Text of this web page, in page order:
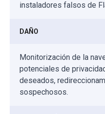
instaladores falsos de
DAÑO
Monitorización de la
potenciales de
deseados,
sospechosos.